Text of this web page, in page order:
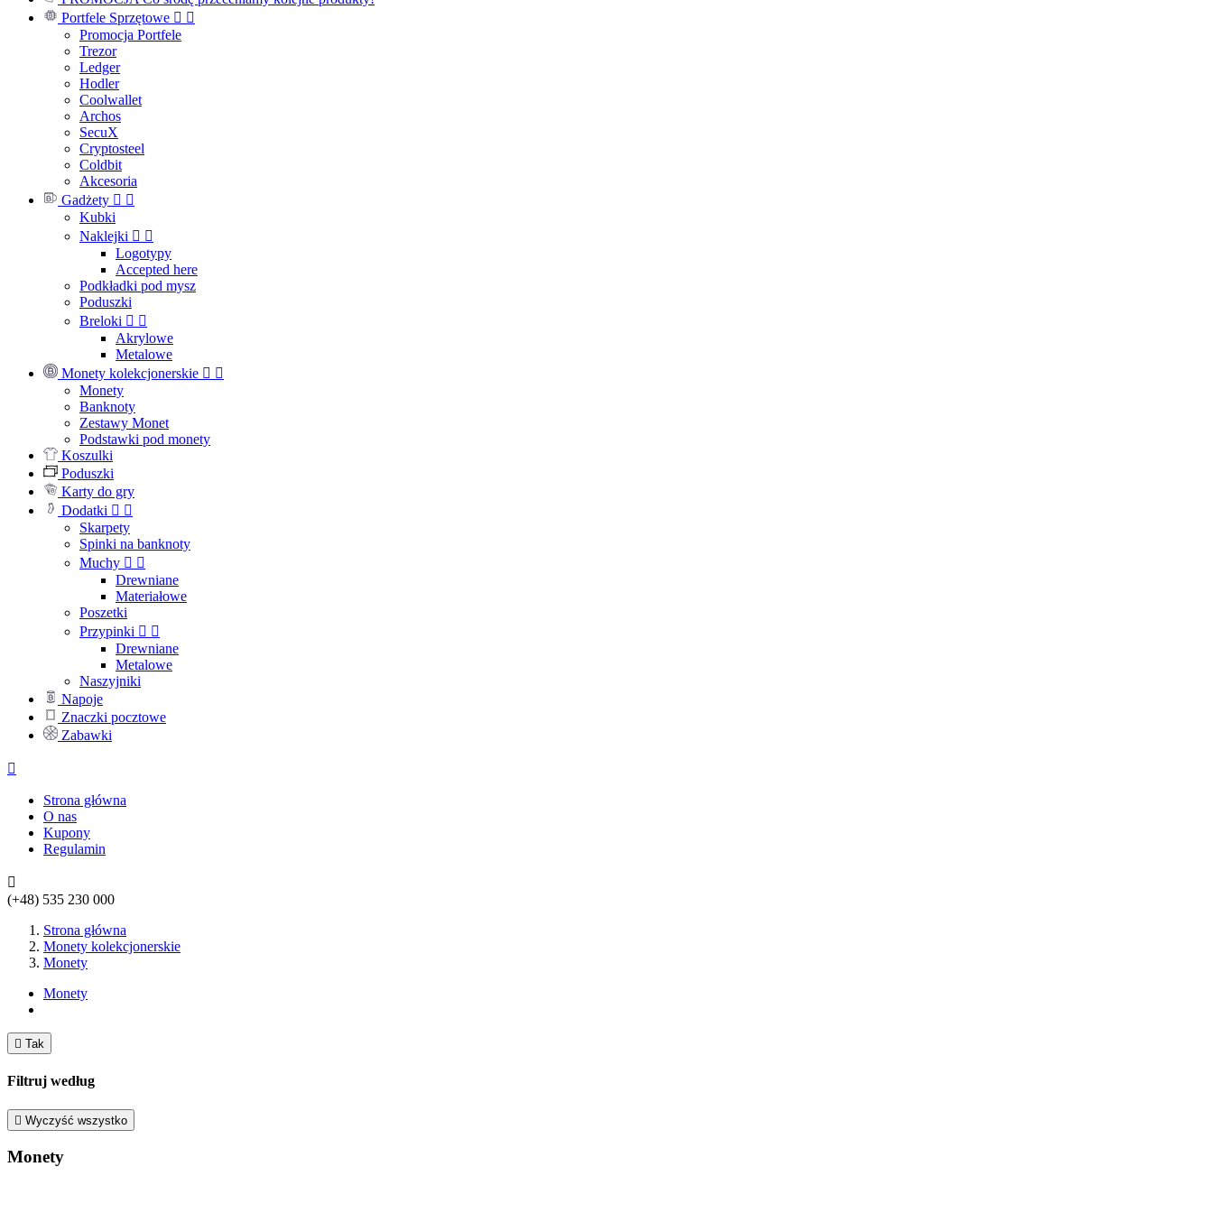
Portfele Sprzętowe  
Promocja Portfele
Trezor
Ledger
Hodler
Coolwallet
Archos
SecuX
Cryptosteel
Coldbit
Akcesoria
Gadżety  
Kubki
Naklejki  
Logotypy
Accepted here
Podkładki pod mysz
Poduszki
Breloki  
Akrylowe
Metalowe
Monety kolekcjonerskie  
Monety
Banknoty
Zestawy Monet
Podstawki pod monety
Koszulki
Poduszki
Karty do gry
Dodatki  
Skarpety
Spinki na banknoty
Muchy  
Drewniane
Materiałowe
Poszetki
Przypinki  
Drewniane
Metalowe
Naszyjniki
Napoje
Znaczki pocztowe
Zabawki

Strona główna
O nas
Kupony
Regulamin

(+48) 535 230 000
Strona główna
Monety kolekcjonerskie
Monety
Monety
 Tak
Filtruj według
 Wyczyść wszystko
Monety